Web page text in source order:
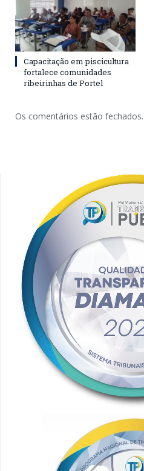
Capacitação em piscicultura
fortalece comunidades
ribeirinhas de Portel
Os comentários estão fechados.